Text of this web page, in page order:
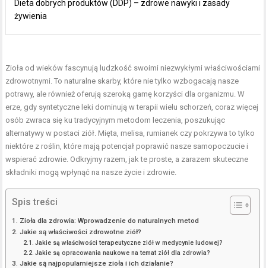
Dieta dobrych produktów (DDP) – zdrowe nawyki i zasady
żywienia
Zioła od wieków fascynują ludzkość swoimi niezwykłymi właściwościami
zdrowotnymi. To naturalne skarby, które nie tylko wzbogacają nasze
potrawy, ale również oferują szeroką gamę korzyści dla organizmu. W
erze, gdy syntetyczne leki dominują w terapii wielu schorzeń, coraz więcej
osób zwraca się ku tradycyjnym metodom leczenia, poszukując
alternatywy w postaci ziół. Mięta, melisa, rumianek czy pokrzywa to tylko
niektóre z roślin, które mają potencjał poprawić nasze samopoczucie i
wspierać zdrowie. Odkryjmy razem, jak te proste, a zarazem skuteczne
składniki mogą wpłynąć na nasze życie i zdrowie.
Spis treści
Zioła dla zdrowia: Wprowadzenie do naturalnych metod
Jakie są właściwości zdrowotne ziół?
Jakie są właściwości terapeutyczne ziół w medycynie ludowej?
Jakie są opracowania naukowe na temat ziół dla zdrowia?
Jakie są najpopularniejsze zioła i ich działanie?